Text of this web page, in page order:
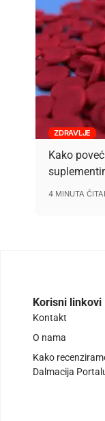
ZDRAVLJE
Kako
4 MINUTA
Korisni linkovi
Kontakt
O nama
Kako
Dalmacija